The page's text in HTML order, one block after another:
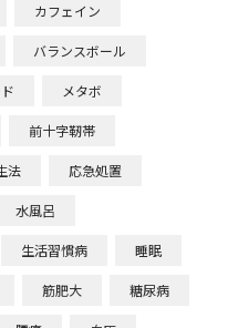
カフェイン
バランスボール
メタボ
前十字靭帯
法 応急処置
水風呂
生活習慣病 睡眠
筋肥大 糖尿病